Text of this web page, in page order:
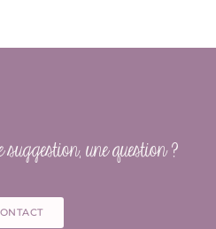
suggestion, une question ?